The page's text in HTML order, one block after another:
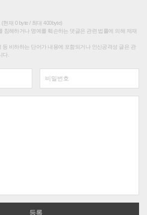
현재 0 byte / 최대 400byte)
침해하거나 명예를 훼손하는 댓글은 관련 법률에 의해 제재
등 비하하는 단어가 내용에 포함되거나 인신공격성 글은 관
다.